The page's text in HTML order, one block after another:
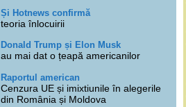
Și Hotnews confirmă
teoria înlocuirii
Donald Trump și Elon Musk
au mai dat o țeapă americanilor
Raportul american
Cenzura UE și imixtiunile în alegerile
din România și Moldova